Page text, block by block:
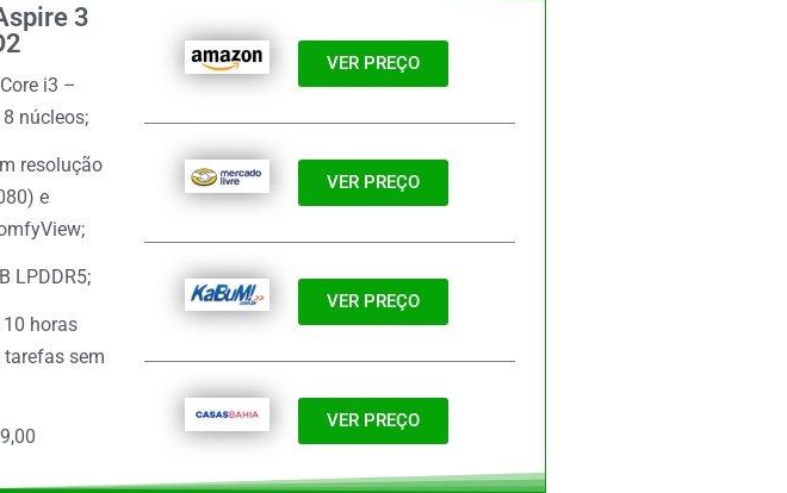
3
i3 –
núcleos;
resolução
e
LPDDR5;
horas
sem
VER PREÇO
VER PREÇO
VER PREÇO
VER PREÇO